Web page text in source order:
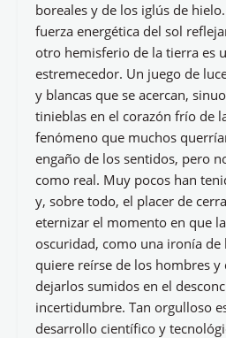
boreales y de los iglús de
fuerza energética del sol
otro hemisferio de la tierra es
estremecedor. Un juego de
y blancas que se acercan,
tinieblas en el corazón frío de
fenómeno que muchos
engaño de los sentidos, pero
como real. Muy pocos han
y, sobre todo, el placer de
eternizar el momento en que
oscuridad, como una ironía de
quiere reírse de los hombres y
dejarlos sumidos en el
incertidumbre. Tan orgulloso
desarrollo científico y